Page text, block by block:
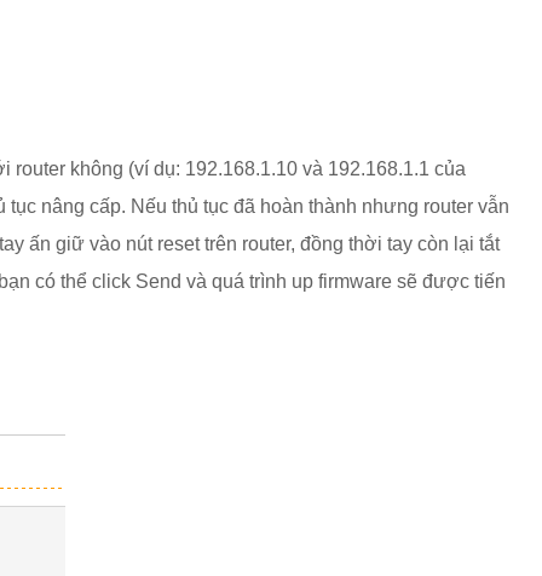
không (ví dụ: 192.168.1.10 và 192.168.1.1 của
nâng cấp. Nếu thủ tục đã hoàn thành nhưng router vẫn
ấn giữ vào nút reset trên router, đồng thời tay còn lại tắt
có thể click Send và quá trình up firmware sẽ được tiến